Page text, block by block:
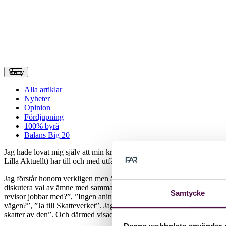
Samtycke
Meny
Alla artiklar
Nyheter
Opinion
Fördjupning
100% byrå
Balans Big 20
Jag hade lovat mig själv att min krönika absolut inte skulle handla
Lilla Aktuellt) har till och med utfärdat ett direkt förbud att, jag
Jag förstår honom verkligen men ändå känns det omöjligt att styra
diskutera val av ämne med samma åttaåring samtidigt som han var
revisor jobbar med?”, ”Ingen aning”. Det här var inte alls sant det
vägen?”, ”Ja till Skatteverket”. Jag blir enormt upprymd av det
skatter av den”. Och därmed visade han tydligt att han inte hade lust